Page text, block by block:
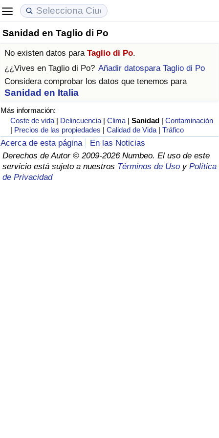
Sanidad en Taglio di Po
No existen datos para Taglio di Po.
¿¿Vives en Taglio di Po? Añadir datospara Taglio di Po
Considera comprobar los datos que tenemos para
Sanidad en Italia
Más información:
Coste de vida | Delincuencia |Clima |Sanidad |Contaminación
| Precios de las propiedades |Calidad de Vida |Tráfico
Acerca de esta página
En las Noticias
Derechos de Autor © 2009-2026 Numbeo. El uso de este
servicio está sujeto a nuestros Términos de Uso y Política
de Privacidad
Coste de vida
Índice de Costo de Vida
Índice de costo de vida por país
en aqaba
Precios de las propiedades
Índice de Precios de Inmuebles
Índice de Precios de Inmuebles por País
Calidad de Vida
Índice de Calidad de Vida (Actual)
Índice de calidad de vida por país
Delincuencia
Calificación del Índice de Criminalidad
(Actual)